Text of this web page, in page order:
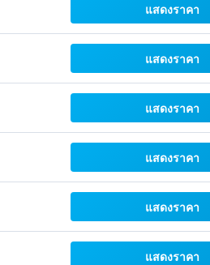
แสดงราคา
แสดงราคา
แสดงราคา
แสดงราคา
แสดงราคา
แสดงราคา